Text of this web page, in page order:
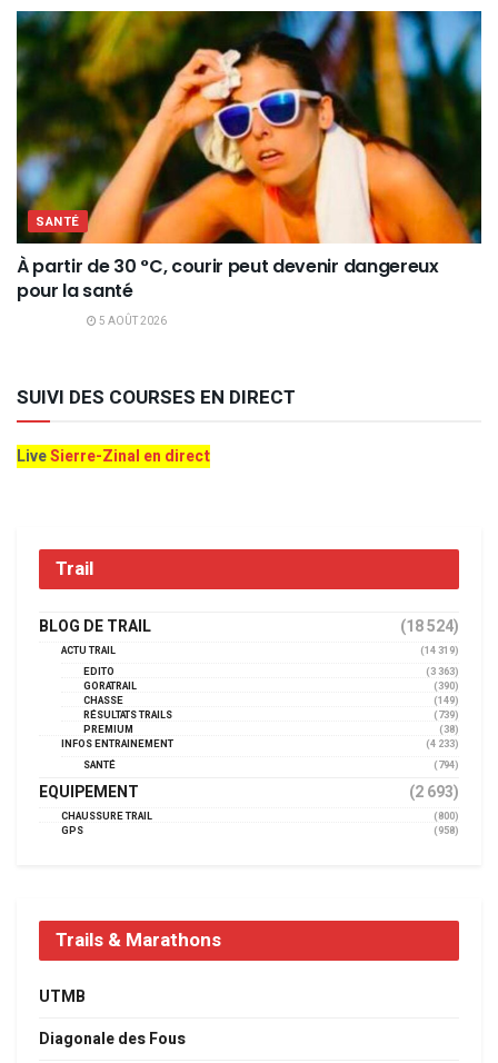
SANTÉ
À partir de 30 °C, courir peut devenir dangereux
pour la santé
5 AOÛT 2026
SUIVI DES COURSES EN DIRECT
LiveSierre-Zinal en direct
Trail
BLOG DE TRAIL (18 524)
ACTU TRAIL
(14 319)
EDITO
(3 363)
GORATRAIL
(390)
CHASSE
(149)
RÉSULTATS TRAILS
(739)
PREMIUM
(38)
INFOS ENTRAINEMENT
(4 233)
SANTÉ
(794)
EQUIPEMENT (2 693)
CHAUSSURE TRAIL
(800)
GPS
(958)
Trails & Marathons
UTMB
Diagonale des Fous